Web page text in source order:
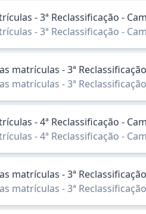
- 3ª Reclassificação -
- 3ª Reclassificação -
- 3ª Reclassificação
- 3ª Reclassificação
- 4ª Reclassificação -
- 4ª Reclassificação -
matrículas - 3ª
matrículas - 3ª